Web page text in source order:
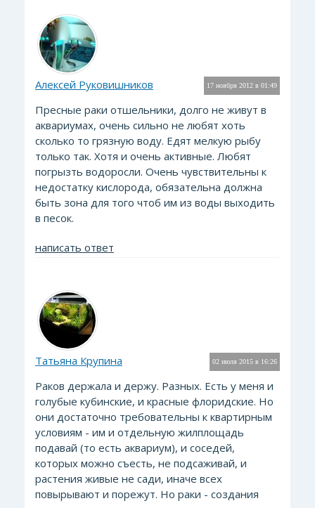
17 ноября 2012 в 01:49
Алексей Руковишников
Пресные раки отшельники, долго не живут в
аквариумах, очень сильно не любят хоть
сколько то грязную воду. Едят мелкую рыбу
только так. Хотя и очень активные. Любят
погрызть водоросли. Очень чувствительны к
недостатку кислорода, обязательна должна
быть зона для того чтоб им из воды выходить
в песок.
написать ответ
02 июля 2015 в 16:26
Татьяна Крупина
Раков держала и держу. Разных. Есть у меня и
голубые кубинские, и красные флоридские. Но
они достаточно требовательны к квартирным
условиям - им и отдельную жилплощадь
подавай (то есть аквариум), и соседей,
которых можно съесть, не подсаживай, и
растения живые не сади, иначе всех
повырывают и порежут. Но раки - создания